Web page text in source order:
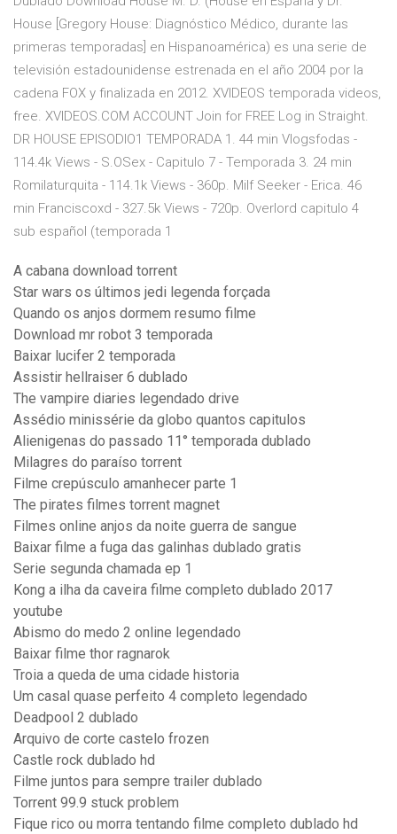
House [Gregory House: Diagnóstico Médico, durante las
primeras temporadas] en Hispanoamérica) es una serie de
televisión estadounidense estrenada en el año 2004 por la
cadena FOX y finalizada en 2012. XVIDEOS temporada videos,
free. XVIDEOS.COM ACCOUNT Join for FREE Log in Straight.
DR HOUSE EPISODIO1 TEMPORADA 1. 44 min Vlogsfodas -
114.4k Views - S.OSex - Capitulo 7 - Temporada 3. 24 min
Romilaturquita - 114.1k Views - 360p. Milf Seeker - Erica. 46
min Franciscoxd - 327.5k Views - 720p. Overlord capitulo 4
sub español (temporada 1
A cabana download torrent
Star wars os últimos jedi legenda forçada
Quando os anjos dormem resumo filme
Download mr robot 3 temporada
Baixar lucifer 2 temporada
Assistir hellraiser 6 dublado
The vampire diaries legendado drive
Assédio minissérie da globo quantos capitulos
Alienigenas do passado 11° temporada dublado
Milagres do paraíso torrent
Filme crepúsculo amanhecer parte 1
The pirates filmes torrent magnet
Filmes online anjos da noite guerra de sangue
Baixar filme a fuga das galinhas dublado gratis
Serie segunda chamada ep 1
Kong a ilha da caveira filme completo dublado 2017
youtube
Abismo do medo 2 online legendado
Baixar filme thor ragnarok
Troia a queda de uma cidade historia
Um casal quase perfeito 4 completo legendado
Deadpool 2 dublado
Arquivo de corte castelo frozen
Castle rock dublado hd
Filme juntos para sempre trailer dublado
Torrent 99.9 stuck problem
Fique rico ou morra tentando filme completo dublado hd